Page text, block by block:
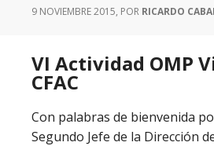
9 NOVIEMBRE 2015, POR RICARDO
VI Actividad OMP
CFAC
Con palabras de bienvenida
Segundo Jefe de la Dirección